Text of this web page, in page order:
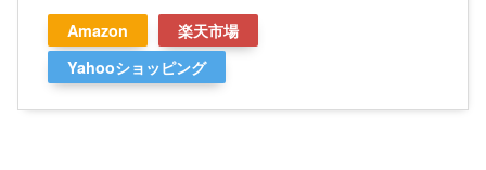
Amazon
楽天市場
Yahooショッピング